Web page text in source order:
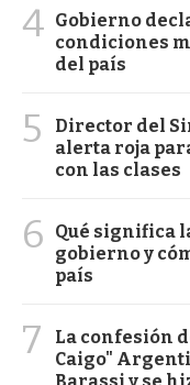
4 Gobierno
condiciones
del país
5
Director del
alerta roja
con las clases
6
Qué significa
gobierno y
país
7
La confesión
Caigo"